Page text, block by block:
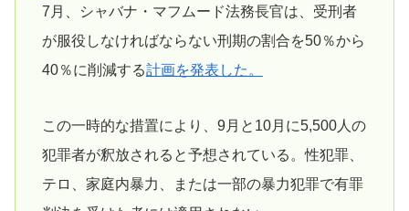
7月、シャバナ・マフムード法務長官は、受刑者
が服役しなければならない刑期の割合を50％から
40％に削減する計画を発表した。
この一時的な措置により、9月と10月に5,500人の
犯罪者が釈放されると予想されている。性犯罪、
テロ、家庭内暴力、または一部の暴力犯罪で有罪